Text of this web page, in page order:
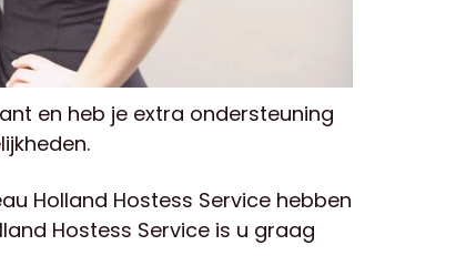
en heb je extra ondersteuning
Holland Hostess Service hebben
Hostess Service is u graag